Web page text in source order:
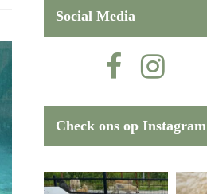
Social Media
Check ons op Instagram